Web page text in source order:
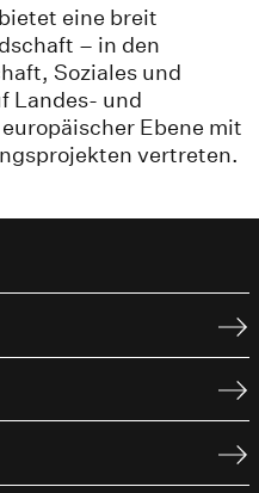
eine breit
– in den
Soziales und
Landes- und
Ebene mit
vertreten.